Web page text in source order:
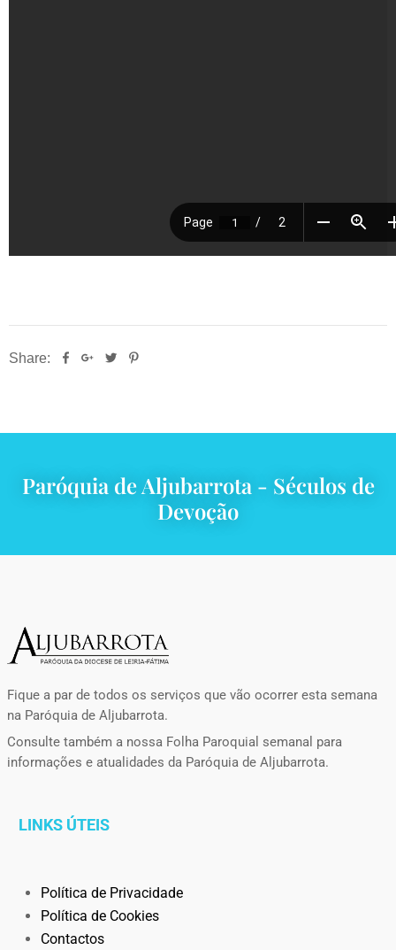
Share:
Paróquia de Aljubarrota - Séculos de
Devoção
Fique a par de todos os serviços que vão ocorrer esta semana
na Paróquia de Aljubarrota.
Consulte também a nossa Folha Paroquial semanal para
informações e atualidades da Paróquia de Aljubarrota.
LINKS ÚTEIS
Política de Privacidade
Política de Cookies
Contactos